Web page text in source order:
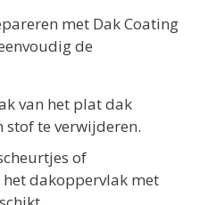
met Dak Coating
de
van het plat dak
te verwijderen.
of
dakoppervlak met